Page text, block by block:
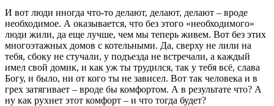
И вот люди иногда что-то делают, делают, делают – вроде
необходимое. А оказывается, что без этого «необходимого»
люди жили, да еще лучше, чем мы теперь живем. Вот без этих
многоэтажных домов с котельными. Да, сверху не лили на
тебя, сбоку не стучали, у подъезда не встречали, а каждый
имел свой домик, и как уж ты трудился, так у тебя всё, слава
Богу, и было, ни от кого ты не зависел. Вот так человека и в
грех затягивает – вроде бы комфортом. А в результате что? А
ну как рухнет этот комфорт – и что тогда будет?